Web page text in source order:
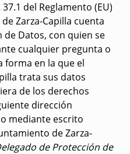
del Reglamento (EU)
Zarza-Capilla cuenta
de Datos, con quien se
cualquier pregunta o
forma en la que el
trata sus datos
de los derechos
dirección
mediante escrito
de Zarza-
de Protección de